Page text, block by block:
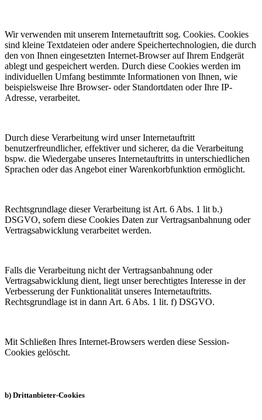
Wir verwenden mit unserem Internetauftritt sog. Cookies. Cookies
sind kleine Textdateien oder andere Speichertechnologien, die durch
den von Ihnen eingesetzten Internet-Browser auf Ihrem Endgerät
ablegt und gespeichert werden. Durch diese Cookies werden im
individuellen Umfang bestimmte Informationen von Ihnen, wie
beispielsweise Ihre Browser- oder Standortdaten oder Ihre IP-
Adresse, verarbeitet.
Durch diese Verarbeitung wird unser Internetauftritt
benutzerfreundlicher, effektiver und sicherer, da die Verarbeitung
bspw. die Wiedergabe unseres Internetauftritts in unterschiedlichen
Sprachen oder das Angebot einer Warenkorbfunktion ermöglicht.
Rechtsgrundlage dieser Verarbeitung ist Art. 6 Abs. 1 lit b.)
DSGVO, sofern diese Cookies Daten zur Vertragsanbahnung oder
Vertragsabwicklung verarbeitet werden.
Falls die Verarbeitung nicht der Vertragsanbahnung oder
Vertragsabwicklung dient, liegt unser berechtigtes Interesse in der
Verbesserung der Funktionalität unseres Internetauftritts.
Rechtsgrundlage ist in dann Art. 6 Abs. 1 lit. f) DSGVO.
Mit Schließen Ihres Internet-Browsers werden diese Session-
Cookies gelöscht.
b) Drittanbieter-Cookies